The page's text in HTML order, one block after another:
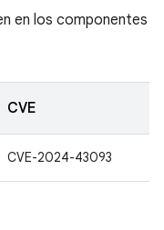
en los componentes
CVE
CVE-2024-43093